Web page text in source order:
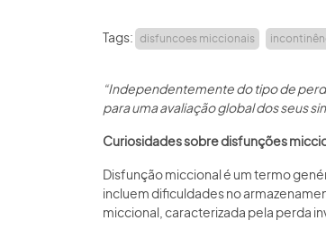
Tags: disfuncoes miccionais
“Independentemente do tipo de
para uma avaliação global dos seus
Curiosidades sobre disfunções
Disfunção miccional é um termo
incluem dificuldades no
miccional, caracterizada pela perda